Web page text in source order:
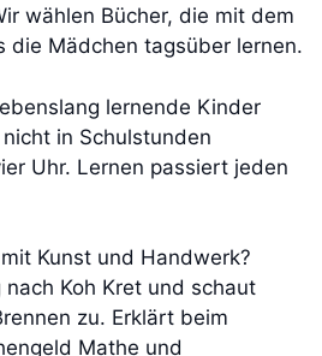
wählen Bücher, die mit dem
die Mädchen tagsüber lernen.
lernende Kinder
in Schulstunden
Uhr. Lernen passiert jeden
Kunst und Handwerk?
Koh Kret und schaut
zu. Erklärt beim
Mathe und